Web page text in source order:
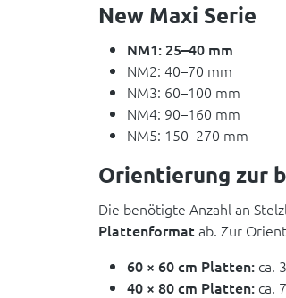
New Maxi Serie
NM1: 25–40 mm
NM2: 40–70 mm
NM3: 60–100 mm
NM4: 90–160 mm
NM5: 150–270 mm
Orientierung zur
Die benötigte Anzahl an
Plattenformatab. Zur
60 × 60 cm Platten: ca.
40 × 80 cm Platten: ca.